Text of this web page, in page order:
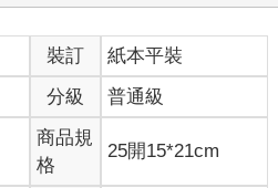
裝訂
紙本平裝
分級 普通級
商品規
格
25開15*21cm